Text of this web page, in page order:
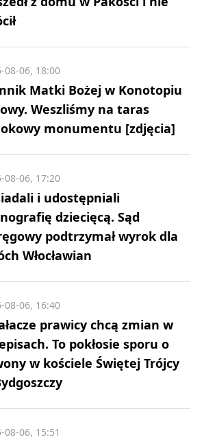
Matki Bożej w Konotopiu
Weszliśmy na taras
monumentu [zdjęcia]
08-06, 18:00
i udostępniali
dziecięcą. Sąd
podtrzymał wyrok dla
Włocławian
08-06, 17:20
prawicy chcą zmian w
To pokłosie sporu o
w kościele Świętej Trójcy
08-06, 16:40
08-06, 15:51